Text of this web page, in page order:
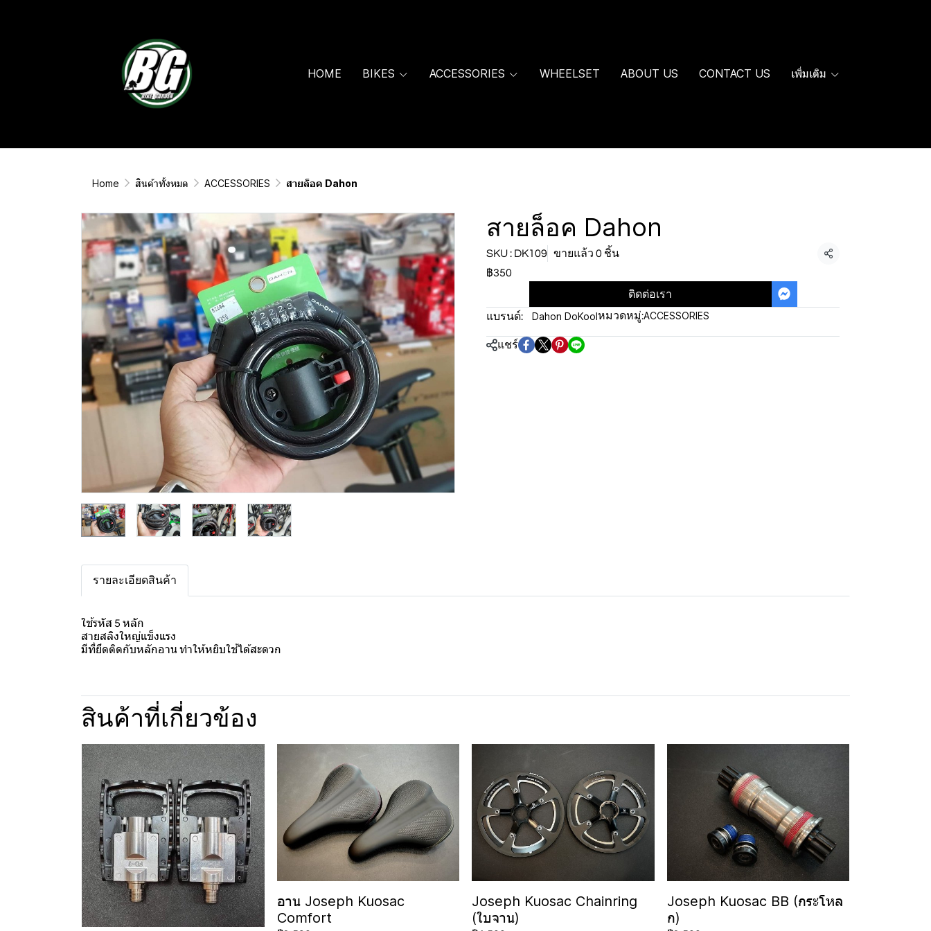
HOME BIKES ACCESSORIES WHEELSET ABOUT US CONTACT US เพิ่มเติม
Home สินค้าทั้งหมด ACCESSORIES สายล็อค Dahon
สายล็อค Dahon
SKU : DK109 ขายแล้ว 0 ชิ้น แชร์
฿350
ติดต่อเรา
แบรนด์: Dahon DoKoolหมวดหมู่:ACCESSORIES
แชร์
รายละเอียดสินค้า
ใช้รหัส 5 หลัก
สายสลิงใหญ่แข็งแรง
มีที่ยึดติดกับหลักอาน ทำให้หยิบใช้ได้สะดวก
สินค้าที่เกี่ยวข้อง
อาน Joseph Kuosac
Comfort
Joseph Kuosac Chainring
(ใบจาน)
Joseph Kuosac BB (กระโหล
ก)